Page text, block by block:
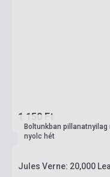
1 150 Ft
Boltunkban
nyolc hét
Jules Verne: 20,000